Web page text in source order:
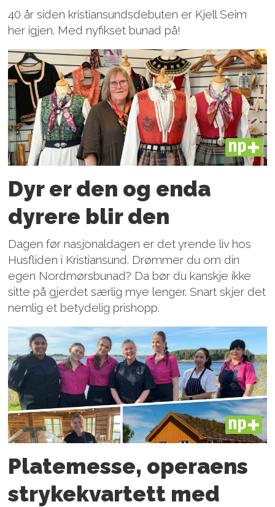
40 år siden kristiansundsdebuten er Kjell Seim
her igjen. Med nyfikset bunad på!
PLUS
Dyr er den og enda
dyrere blir den
Dagen før nasjonaldagen er det yrende liv hos
Husfliden i Kristiansund. Drømmer du om din
egen Nordmørsbunad? Da bør du kanskje ikke
sitte på gjerdet særlig mye lenger. Snart skjer det
nemlig et betydelig prishopp.
PLUS
Platemesse, operaens
strykekvartett med